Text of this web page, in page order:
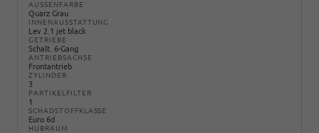
AUSSENFARBE
Quarz Grau
INNENAUSSTATTUNG
Lev 2.1 jet black
GETRIEBE
Schalt. 6-Gang
ANTRIEBSACHSE
Frontantrieb
ZYLINDER
3
PARTIKELFILTER
1
SCHADSTOFFKLASSE
Euro 6d
HUBRAUM